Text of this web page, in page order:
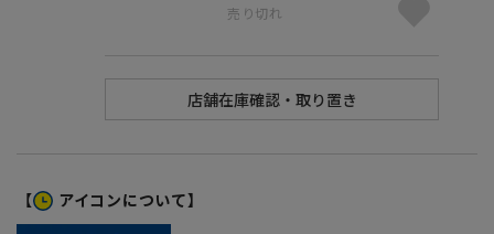
売り切れ
【 アイコンについて】